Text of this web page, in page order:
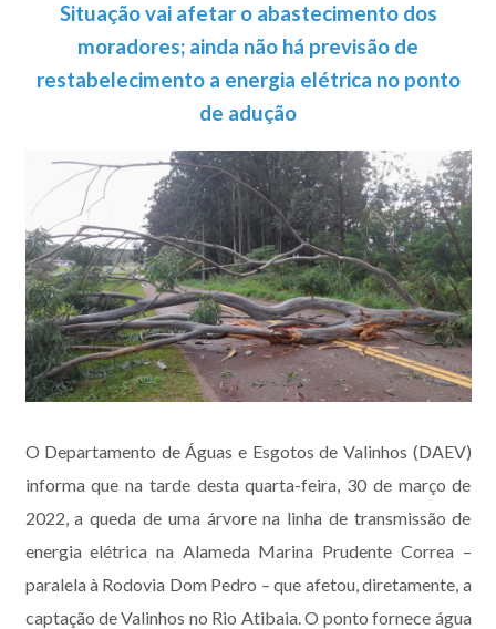
Situação vai afetar o abastecimento dos
moradores; ainda não há previsão de
restabelecimento a energia elétrica no ponto
de adução
O Departamento de Águas e Esgotos de Valinhos (DAEV)
informa que na tarde desta quarta-feira, 30 de março de
2022, a queda de uma árvore na linha de transmissão de
energia elétrica na Alameda Marina Prudente Correa –
paralela à Rodovia Dom Pedro – que afetou, diretamente, a
captação de Valinhos no Rio Atibaia. O ponto fornece água